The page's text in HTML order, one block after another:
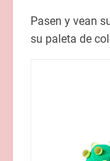
Pasen y vean
su paleta de